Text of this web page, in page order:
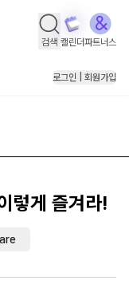
검색 캘린더파트너스
로그인 | 회원가입
게 즐겨라!